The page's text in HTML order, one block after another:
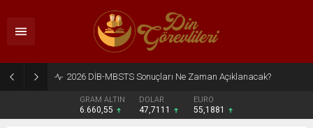
2026 DİB-MBSTS Ne Zaman?
GRAM ALTIN
6.660,55
DOLAR
47,7111
EURO
55,1881